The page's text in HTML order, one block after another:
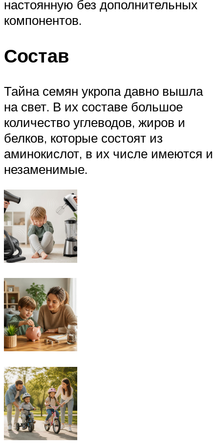
настоянную без дополнительных
компонентов.
Состав
Тайна семян укропа давно вышла
на свет. В их составе большое
количество углеводов, жиров и
белков, которые состоят из
аминокислот, в их числе имеются и
незаменимые.